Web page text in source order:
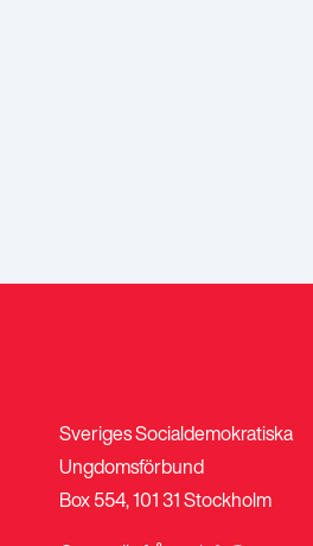
Sveriges Socialdemokratiska
Ungdomsförbund
Box 554, 101 31 Stockholm